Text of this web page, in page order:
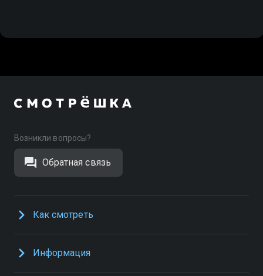
Возникли вопросы?
Обратная связь
Как смотреть
Информация